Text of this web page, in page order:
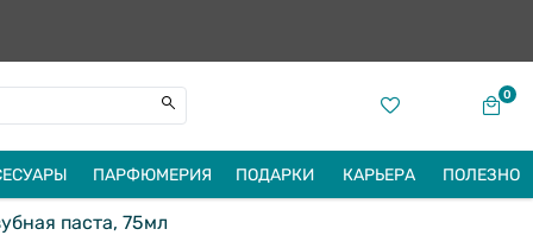
0
ПАРФЮМЕРИЯ ПОДАРКИ КАРЬЕРА ПОЛЕЗНО
паста, 75мл